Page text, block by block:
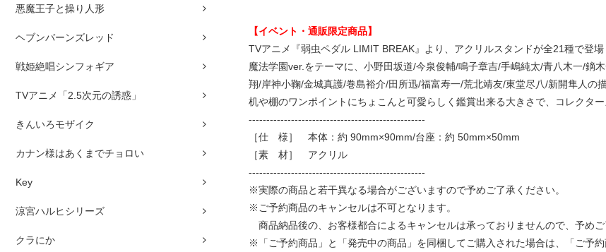
悪魔王子と操り人形
ヘブンバーンズレッド
戦姫絶唱シンフォギア
TVアニメ「2.5次元の誘惑」
きんいろモザイク
カナン様はあくまでチョロい
Key
涼宮ハルヒシリーズ
クラにか
【イベント・通販限定商品】
TVアニメ『弱虫ペダル LIMIT BREAK』より、アクリルスタンドが全21種で登場
魔法学園ver.をテーマに、小野田坂道/今泉俊輔/鳴子章吉/手嶋純太/青八木一/鏑
翔/岸神小鞠/金城真護/巻島裕介/田所迅/福富寿一/荒北靖友/東堂尽八/新開隼人の
机や棚のワンポイントにちょこんと可愛らしく鑑賞出来る大きさで、コレクタ
--------------------------------------------------
［仕 様］ 本体：約 90mm×90mm/台座：約 50mm×50mm
［素 材］ アクリル
--------------------------------------------------
※実際の商品と若干異なる場合がございますので予めご了承ください。
※ご予約商品のキャンセルは不可となります。
商品納品後の、お客様都合によるキャンセルは承っておりませんので、予めご
※「ご予約商品」と「発売中の商品」を同梱してご購入された場合は、「ご予